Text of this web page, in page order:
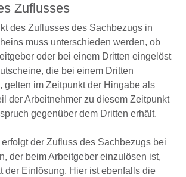
Zuflusses
des Zuflusses des Sachbezugs in
muss unterschieden werden, ob
oder bei einem Dritten eingelöst
die bei einem Dritten
gelten im Zeitpunkt der Hingabe als
der Arbeitnehmer zu diesem Zeitpunkt
gegenüber dem Dritten erhält.
der Zufluss des Sachbezugs bei
der beim Arbeitgeber einzulösen ist,
der Einlösung. Hier ist ebenfalls die